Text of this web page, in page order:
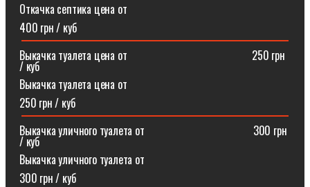
Откачка септика цена от
400 грн / куб
Выкачка туалета цена от ⠀⠀⠀⠀⠀⠀⠀⠀⠀⠀⠀⠀⠀⠀⠀250 грн
/ куб
Выкачка туалета цена от
250 грн / куб
Выкачка уличного туалета от ⠀⠀⠀⠀⠀⠀⠀⠀⠀⠀⠀⠀⠀300 грн
/ куб
Выкачка уличного туалета от
300 грн / куб